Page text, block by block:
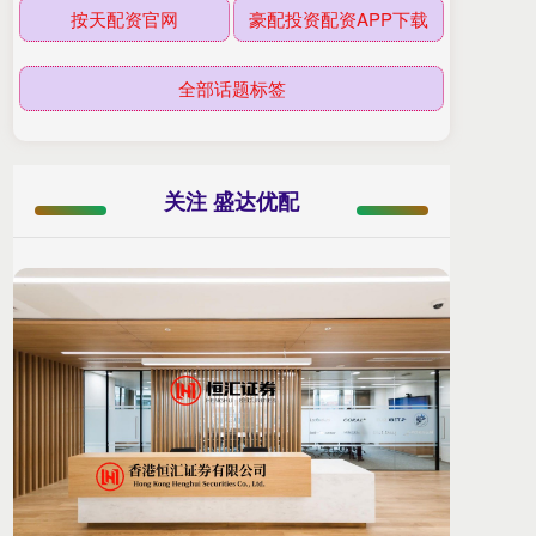
按天配资官网 豪配投资配资APP下载
全部话题标签
关注 盛达优配